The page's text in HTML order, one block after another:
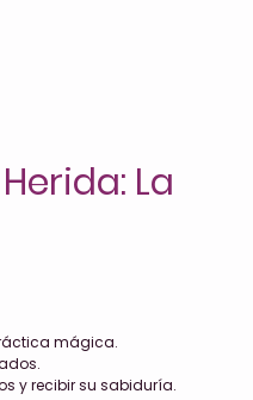
La
mágica.
y recibir su sabiduría.